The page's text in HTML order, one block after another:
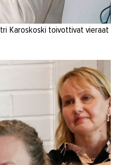
Karoskoski toivottivat vieraat